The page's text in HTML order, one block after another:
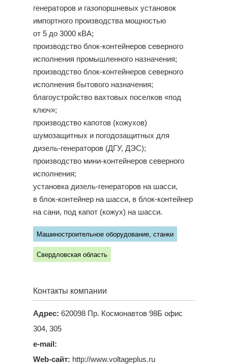
генераторов и газопоршневых установок
импортного производства мощностью
от 5 до 3000 кВА;
производство блок-контейнеров северного
исполнения промышленного назначения;
производство блок-контейнеров северного
исполнения бытового назначения;
благоустройство вахтовых поселков «под
ключ»;
производство капотов (кожухов)
шумозащитных и погодозащитных для
дизель-генераторов (ДГУ, ДЭС);
производство мини-контейнеров северного
исполнения;
установка дизель-генераторов на шасси,
в блок-контейнер на шасси, в блок-контейнер
на сани, под капот (кожух) на шасси.
Машиностроительное оборудование, станки
Свердловская область
Контакты компании
Адрес: 620098 Пр. Космонавтов 98Б офис
304, 305
e-mail:
Web-сайт: http://www.voltageplus.ru